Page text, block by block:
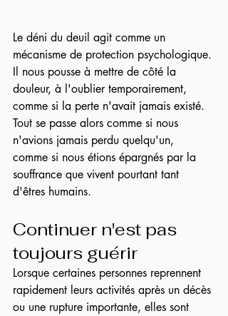
Le déni du deuil agit comme un
mécanisme de protection psychologique.
Il nous pousse à mettre de côté la
douleur, à l'oublier temporairement,
comme si la perte n'avait jamais existé.
Tout se passe alors comme si nous
n'avions jamais perdu quelqu'un,
comme si nous étions épargnés par la
souffrance que vivent pourtant tant
d'êtres humains.
Continuer n'est pas
toujours guérir
Lorsque certaines personnes reprennent
rapidement leurs activités après un décès
ou une rupture importante, elles sont